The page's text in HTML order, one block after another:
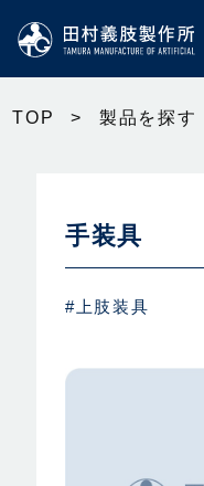
TOP > 製品を探す
手装具
#上肢装具